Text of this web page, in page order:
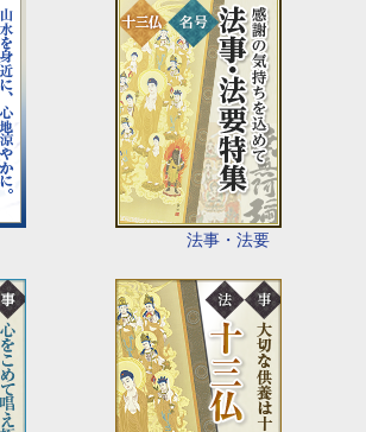
法事・法要